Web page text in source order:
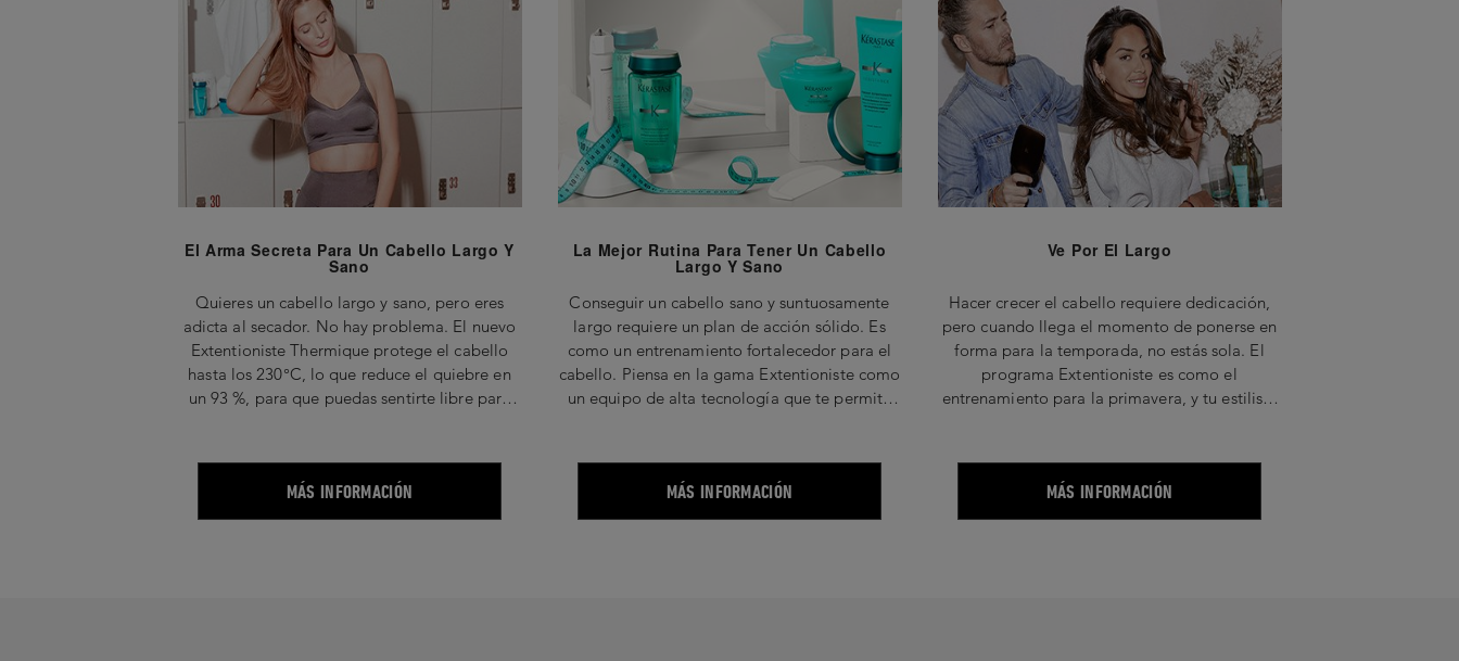
El Arma Secreta Para Un Cabello Largo Y
Sano
Quieres un cabello largo y sano, pero eres
adicta al secador. No hay problema. El nuevo
Extentioniste Thermique protege el cabello
hasta los 230°C, lo que reduce el quiebre en
un 93 %, para que puedas sentirte libre para
MÁS INFORMACIÓN
La Mejor Rutina Para Tener Un Cabello
Largo Y Sano
Conseguir un cabello sano y suntuosamente
largo requiere un plan de acción sólido. Es
como un entrenamiento fortalecedor para el
cabello. Piensa en la gama Extentioniste como
un equipo de alta tecnología que te permite
lograr tu objetivo.
MÁS INFORMACIÓN
Ve Por El Largo
Hacer crecer el cabello requiere dedicación,
pero cuando llega el momento de ponerse en
forma para la temporada, no estás sola. El
programa Extentioniste es como el
entrenamiento para la primavera, y tu estilista
largo.
MÁS INFORMACIÓN